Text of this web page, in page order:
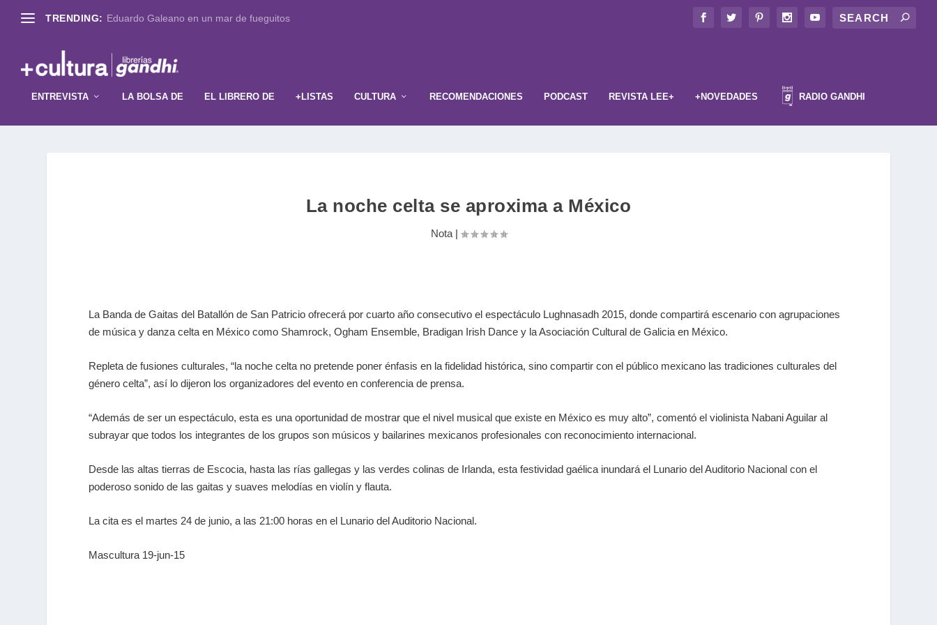
TRENDING: Eduardo Galeano en un mar de fueguitos
ENTREVISTA LA BOLSA DE EL LIBRERO DE +LISTAS CULTURA RECOMENDACIONES PODCAST REVISTA LEE+ +NOVEDADES RADIO GANDHI
La noche celta se aproxima a México
Nota|
La Banda de Gaitas del Batallón de San Patricio ofrecerá por cuarto año consecutivo el espectáculo Lughnasadh 2015, donde compartirá escenario con agrupaciones
de música y danza celta en México como Shamrock, Ogham Ensemble, Bradigan Irish Dance y la Asociación Cultural de Galicia en México.
Repleta de fusiones culturales, “la noche celta no pretende poner énfasis en la fidelidad histórica, sino compartir con el público mexicano las tradiciones culturales del
género celta”, así lo dijeron los organizadores del evento en conferencia de prensa.
“Además de ser un espectáculo, esta es una oportunidad de mostrar que el nivel musical que existe en México es muy alto”, comentó el violinista Nabani Aguilar al
subrayar que todos los integrantes de los grupos son músicos y bailarines mexicanos profesionales con reconocimiento internacional.
Desde las altas tierras de Escocia, hasta las rías gallegas y las verdes colinas de Irlanda, esta festividad gaélica inundará el Lunario del Auditorio Nacional con el
poderoso sonido de las gaitas y suaves melodías en violín y flauta.
La cita es el martes 24 de junio, a las 21:00 horas en el Lunario del Auditorio Nacional.
Mascultura 19-jun-15